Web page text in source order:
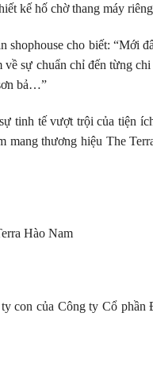
kế hố chờ thang máy
cho biết: “Mới
sự chuẩn chỉ đến từng
bả…”
tinh tế vượt trội của tiện
thương hiệu The
Hào Nam
con của Công ty Cổ